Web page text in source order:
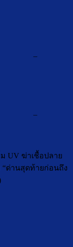
–
–
UV ฆ่าเชื้อปลาย
“ด่านสุดท้ายก่อนถึง